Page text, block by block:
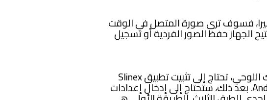
فسوف ترى صورة المتصل في الوقت
الجهاز حفظ الصور الفردية أو تسجيل
لتلقي مكالمة على هاتفك أو جهازك اللوحي، تحتاج إلى تثبيت تطبيق Slinex
المتوفر لنظامي التشغيل iOS وAndroid. بعد ذلك، ستحتاج إلى إدخال إعدادات